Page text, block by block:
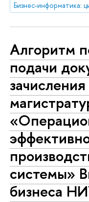
Алгоритм
подачи
системы»
бизнеса